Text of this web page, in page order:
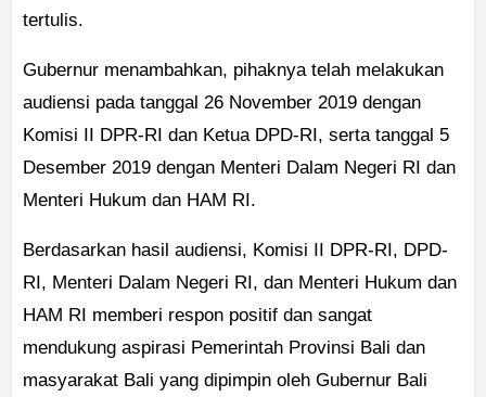
tertulis.
Gubernur menambahkan, pihaknya telah melakukan
audiensi pada tanggal 26 November 2019 dengan
Komisi II DPR-RI dan Ketua DPD-RI, serta tanggal 5
Desember 2019 dengan Menteri Dalam Negeri RI dan
Menteri Hukum dan HAM RI.
Berdasarkan hasil audiensi, Komisi II DPR-RI, DPD-
RI, Menteri Dalam Negeri RI, dan Menteri Hukum dan
HAM RI memberi respon positif dan sangat
mendukung aspirasi Pemerintah Provinsi Bali dan
masyarakat Bali yang dipimpin oleh Gubernur Bali